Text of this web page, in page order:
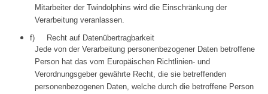
Mitarbeiter der Twindolphins wird die Einschränkung der
Verarbeitung veranlassen.
f) Recht auf Datenübertragbarkeit
Jede von der Verarbeitung personenbezogener Daten betroffene
Person hat das vom Europäischen Richtlinien- und
Verordnungsgeber gewährte Recht, die sie betreffenden
personenbezogenen Daten, welche durch die betroffene Person